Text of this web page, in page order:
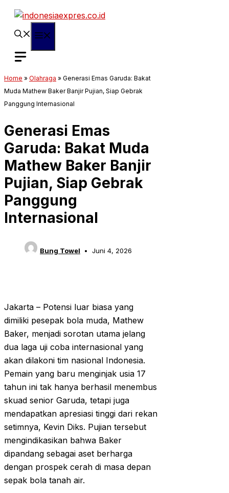
Langsung
Home » Olahraga » Generasi Emas Garuda: Bakat
Muda Mathew Baker Banjir Pujian, Siap Gebrak
Panggung Internasional
Generasi Emas
Garuda: Bakat Muda
Mathew Baker Banjir
Pujian, Siap Gebrak
Panggung
Internasional
Bung Towel Juni 4, 2026
Jakarta – Potensi luar biasa yang
dimiliki pesepak bola muda, Mathew
Baker, menjadi sorotan utama jelang
dua laga uji coba internasional yang
akan dilakoni tim nasional Indonesia.
Pemain yang baru menginjak usia 17
tahun ini tak hanya berhasil menembus
skuad senior Garuda, tetapi juga
mendapatkan apresiasi tinggi dari rekan
setimnya, Kevin Diks. Pujian tersebut
mengindikasikan bahwa Baker
dipandang sebagai aset berharga
dengan prospek cerah di masa depan
sepak bola tanah air.